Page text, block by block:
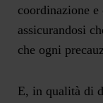
coordinazione
assicurandosi
che ogni
E, in qualità di